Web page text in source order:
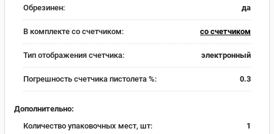
Обрезинен: да
В комплекте со счетчиком: со счетчиком
Тип отображения счетчика: электронный
Погрешность счетчика пистолета %: 0.3
Дополнительно:
Количество упаковочных мест, шт:
1